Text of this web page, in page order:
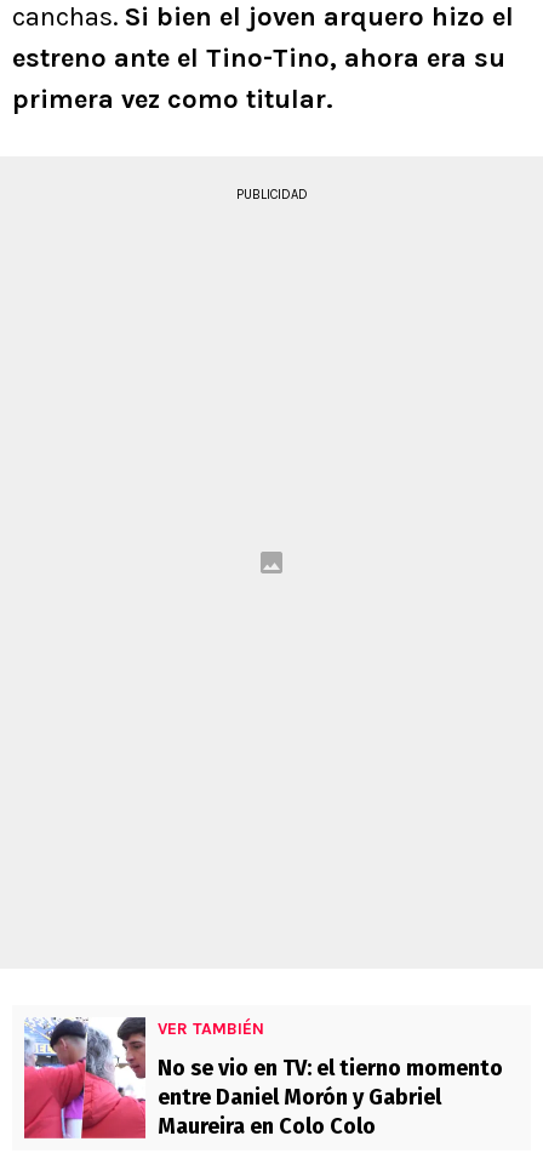
canchas. Si bien el joven arquero hizo el
estreno ante el Tino-Tino, ahora era su
primera vez como titular.
PUBLICIDAD
VER TAMBIÉN
No se vio en TV: el tierno momento
entre Daniel Morón y Gabriel
Maureira en Colo Colo